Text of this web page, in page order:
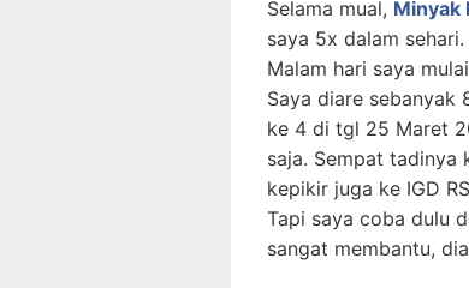
Selama mual, Minyak
saya 5x dalam sehari.
Malam hari saya
Saya diare sebanyak
ke 4 di tgl 25 Maret
saja. Sempat
kepikir juga ke IGD
Tapi saya coba dulu
sangat membantu,